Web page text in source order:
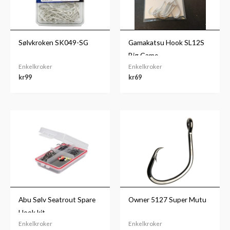
Sølvkroken SK049-SG
Enkelkroker
kr99
Gamakatsu Hook SL12S
Big Game
Enkelkroker
kr69
Abu Sølv Seatrout Spare
Hook kit
Enkelkroker
Owner 5127 Super Mutu
Enkelkroker